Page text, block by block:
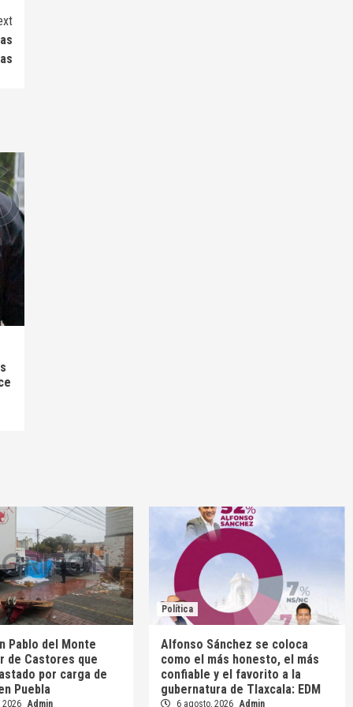
Pablo del Monte
de Castores que
por carga de
Puebla
2026 Admin
Política
Alfonso Sánchez se coloca
como el más honesto, el más
confiable y el favorito a la
gubernatura de Tlaxcala: EDM
6 agosto, 2026 Admin